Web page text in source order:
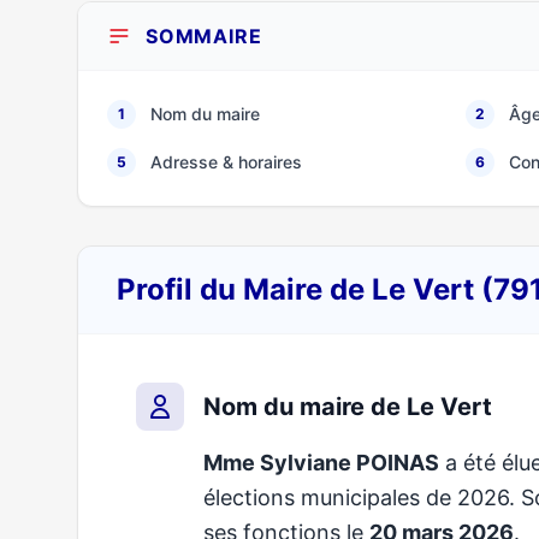
SOMMAIRE
1 Nom du maire 2
5 Adresse & horaires 6
Profil du Maire de Le Vert
Nom du maire de Le Vert
Mme Sylviane POINAS a été
élections municipales de 2026.
ses fonctions le 20 mars 2026.